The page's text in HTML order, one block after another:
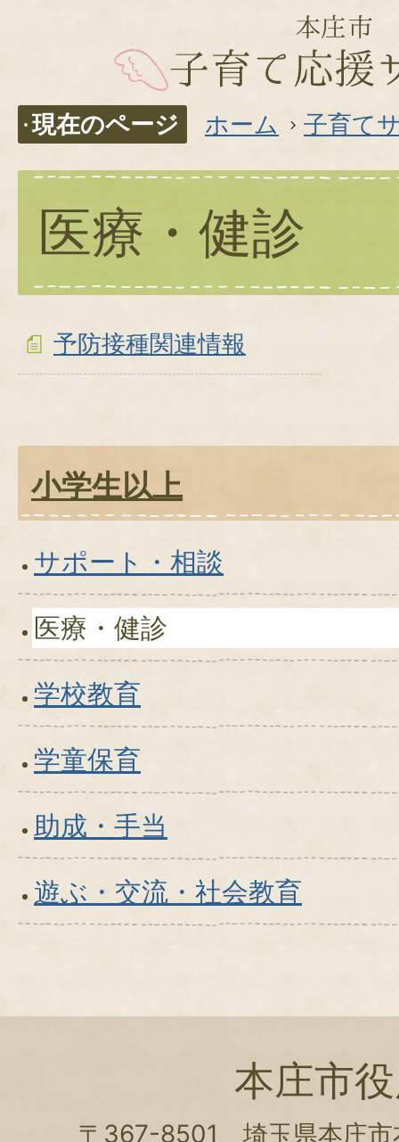
現在のページ ホーム 子育て
医療・健診
予防接種関連情報
小学生以上
サポート・相談
医療・健診
学校教育
学童保育
助成・手当
遊ぶ・交流・社会教育
本庄市
〒367-8501 埼玉県本庄市